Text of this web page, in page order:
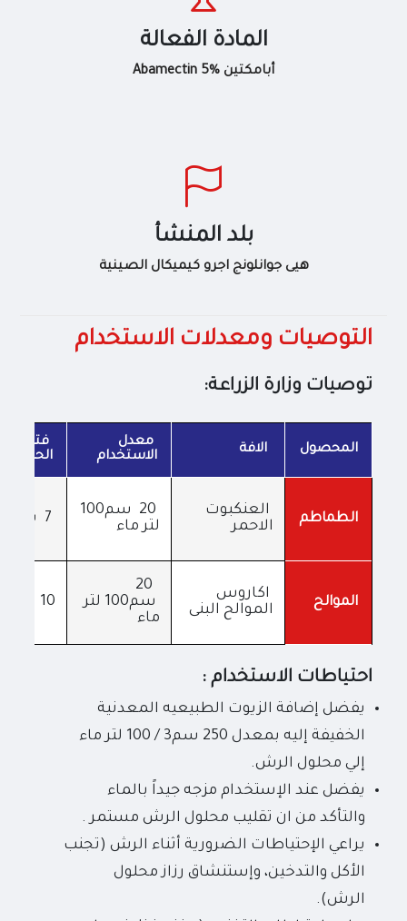
المادة الفعالة
أبامكتين Abamectin 5%
بلد المنشأ
هيى جوانلونج اجرو كيميكال الصينية
التوصيات ومعدلات الاستخدام
توصيات وزارة الزراعة:
المحصول الافة
معدل
الاستخدام
فترة ما
الحصاد
الطماطم
العنكبوت
الاحمر
20 سم100
لتر ماء
الموالح
اكاروس
الموالح البنى
20
سم100 لتر
ماء
10 يوم
احتياطات الاستخدام :
يفضل إضافة الزيوت الطبيعيه المعدنية
الخفيفة إليه بمعدل 250 سم3 / 100 لتر ماء
إلي محلول الرش.
يفضل عند الإستخدام مزجه جيداً بالماء
والتأكد من ان تقليب محلول الرش مستمر .
يراعي الإحتياطات الضرورية أثناء الرش (تجنب
الأكل والتدخين، وإستنشاق رزاز محلول
الرش).